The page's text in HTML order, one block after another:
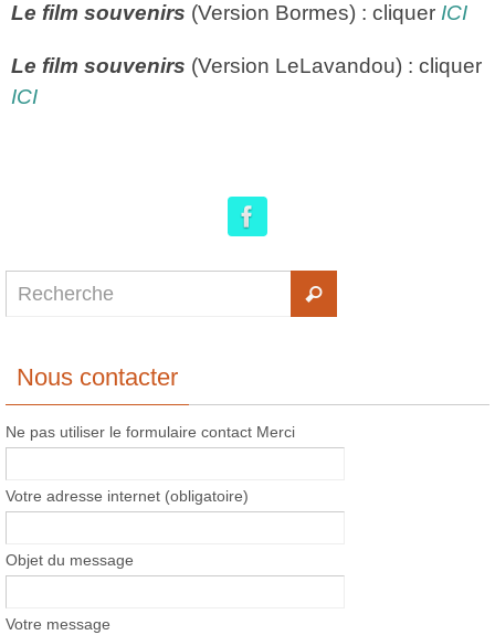
Le film souvenirs (Version Bormes) : cliquer ICI
Le film souvenirs (Version LeLavandou) : cliquer
ICI
Nous contacter
Ne pas utiliser le formulaire contact Merci
Votre adresse internet (obligatoire)
Objet du message
Votre message